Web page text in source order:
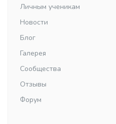
Личным ученикам
Новости
Блог
Галерея
Сообщества
Отзывы
Форум